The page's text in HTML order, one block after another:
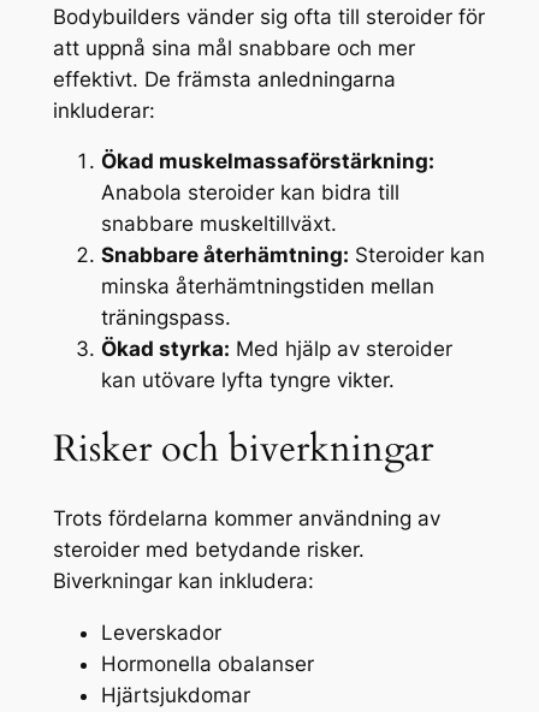
Bodybuilders vänder sig ofta till steroider för
att uppnå sina mål snabbare och mer
effektivt. De främsta anledningarna
inkluderar:
Ökad muskelmassaförstärkning:
Anabola steroider kan bidra till
snabbare muskeltillväxt.
Snabbare återhämtning: Steroider kan
minska återhämtningstiden mellan
träningspass.
Ökad styrka: Med hjälp av steroider
kan utövare lyfta tyngre vikter.
Risker och biverkningar
Trots fördelarna kommer användning av
steroider med betydande risker.
Biverkningar kan inkludera:
Leverskador
Hormonella obalanser
Hjärtsjukdomar